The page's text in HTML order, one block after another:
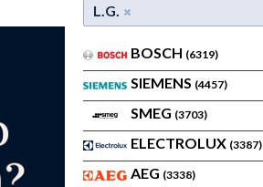
L.G.
BOSCH (6319)
SIEMENS (4457)
SMEG (3703)
ELECTROLUX (3387)
AEG (3338)